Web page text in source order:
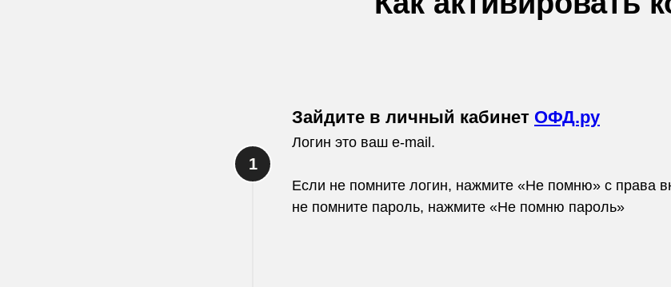
Зайдите в личный кабинет ОФД.ру
Логин это ваш e-mail.
Если не помните логин, нажмите «Не помню» с права
не помните пароль, нажмите «Не помню пароль»